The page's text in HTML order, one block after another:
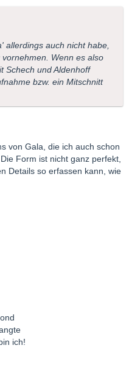
allerdings auch nicht habe,
Wenn es also
Schech und Aldenhoff
bzw. ein Mitschnitt
von Gala, die ich auch schon
Form ist nicht ganz perfekt,
Details so erfassen kann, wie
ich!